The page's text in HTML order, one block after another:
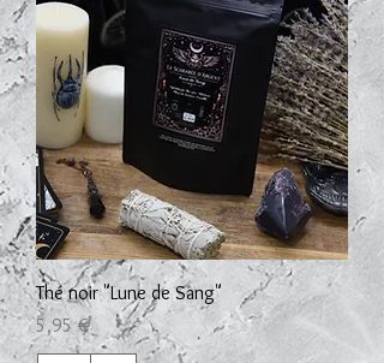
Thé noir "Lune de Sang"
Prix
5,95 €